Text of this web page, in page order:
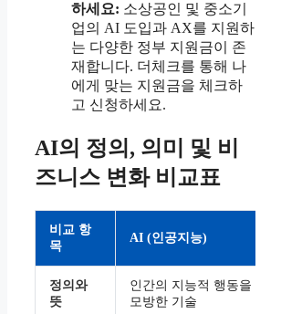
하세요: 소상공인 및 중소기
업의 AI 도입과 AX를 지원하
는 다양한 정부 지원금이 존
재합니다. 더체크를 통해 나
에게 맞는 지원금을 체크하
고 신청하세요.
AI의 정의, 의미 및 비
즈니스 변화 비교표
비교 항
목
AI (인공지능)
정의와
뜻
인간의 지능적 행동을 컴퓨
모방한 기술